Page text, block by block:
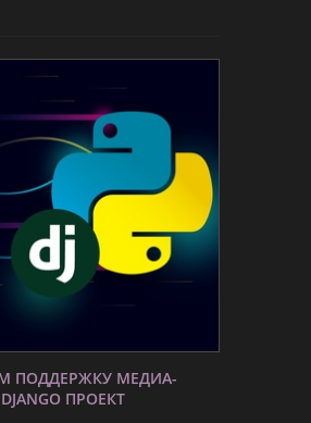
ПОДДЕРЖКУ МЕДИА-
ПРОЕКТ